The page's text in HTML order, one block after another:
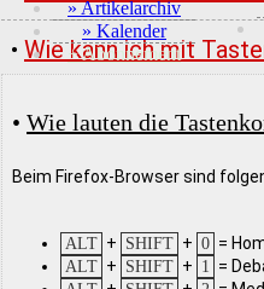
» Artikelarchiv
» Kalender
+ Abonnement
• Wie kann ich mit
• Wie lauten die
Beim Firefox-Browser sind
ALT + SHIFT + 0 =
ALT + SHIFT + 1 =